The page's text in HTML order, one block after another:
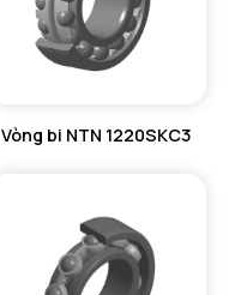
Vòng bi NTN 1220SKC3